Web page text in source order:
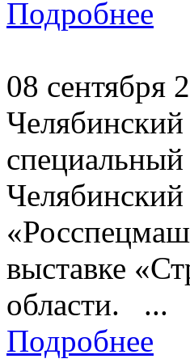
Подробнее
08 сентября
Челябинский
выставке
области. ...
Подробнее